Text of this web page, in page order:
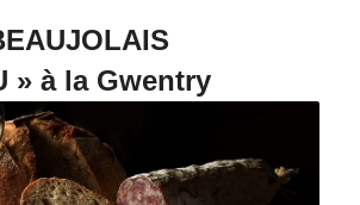
» à la Gwentry